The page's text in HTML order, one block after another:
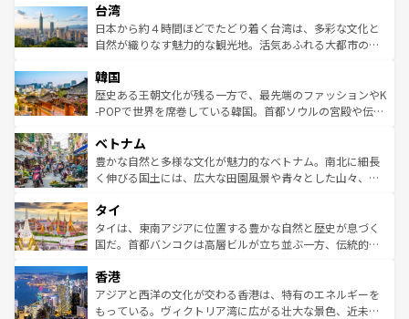
ならではの贅沢な旅のスタイルだ。 なお、新着のアメリカ
情報はコンテンツ一覧を参照してほしい。
れるおもてなしの心で訪れる人々を迎えてくれるハワイの
人々、おいしいローカルフードやハワイアンミュージッ
ク、伝統的なフラダンスなど、すべてがハワイの魅力を彩
ワイを、存分に味わってほしい。 なお、新着のハワイ情報
はコンテンツ一覧を参照してほしい。
リアリーフや大陸中央部にそびえるウルル（エアーズロッ
ク）、タスマニアの美しい原生林やケアンズの熱帯雨林な
ど、見どころがたくさん。また、カフェやワイン、オージ
いる。アクティビティも充実しており、サーフィンやダイ
ビング、ハイキングなど、アウトドア好きにはたまらな
い。オーストラリアの多彩な魅力を存分に味わいつくそ
参照してほしい。
台湾
日本から約４時間ほどでたどり着く台湾は、多彩な文化と
自然が織りなす魅力的な観光地。活気あふれる大都市の台
ン）、静ひつな山岳地帯である台湾東部など、都市の喧騒
と山間の静けさが共存しており、訪れる人に新しい発見と
驚きをもたらしてくれる。また、奥深い台湾の食文化も魅
容にもいいと評判のスイーツなど、バラエティ豊かな料理
が味わえる。 なお、新着の台湾情報は コンテンツ一覧を参
照してほしい。
韓国
歴史ある王朝文化が残る一方で、最先端のファッションやK
-POPで世界を席巻している韓国。首都ソウルの宮殿や伝統
き、地方に足を延ばせば四季折々の自然美を楽しむことが
できる。そして、キムチや焼肉、絶品のストリートフード
まで、さまざまな韓国料理が待っている。夜には、韓国な
リティに包まれながら、韓国の多彩な魅力を心ゆくまで味
わってみてほしい。 なお、新着の韓国情報はコンテンツ一
覧を参照してほしい。
ベトナム
豊かな自然と多様な文化が魅力的なベトナム。南北に細長
く伸びる国土には、広大な田園風景や青々とした山々、世
急速な発展と共に伝統が息づく。ハノイの古い町並みやホ
ーチミン市のフランス統治時代の建物も、独特の雰囲気を
醸し出している。また、バラエティの豊かさとおいしさで
とつ。フォーやバインミー、ベトナムコーヒーなどは、ぜ
ひ現地で味わいたい。どの地域を訪れてもあたたかい人々
が旅行者を迎えてくれるので、きっと忘れられない旅にな
タイ
タイは、東南アジアに位置する豊かな自然と歴史が息づく
国だ。首都バンコクは高層ビルが立ち並ぶ一方、伝統的な
の活気が交差している。北部ではチェンマイなどの山岳地
帯で自然と触れ合い、南部ではプーケットやクラビの美し
いビーチでリゾート気分を楽しむことができる。タイ料理
香港
アジアと西洋の文化が交わる香港は、特有のエネルギーを
もっている。ヴィクトリア湾に広がる壮大な景色、近未来